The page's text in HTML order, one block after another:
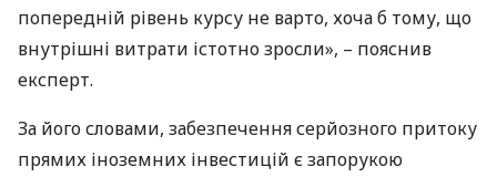
попередній рівень курсу не варто, хоча б тому, що
внутрішні витрати істотно зросли», – пояснив
експерт.
За його словами, забезпечення серйозного притоку
прямих іноземних інвестицій є запорукою